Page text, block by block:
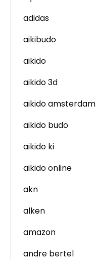
adidas
aikibudo
aikido
aikido 3d
aikido amsterdam
aikido budo
aikido ki
aikido online
akn
alken
amazon
andre bertel